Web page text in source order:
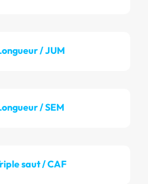
/ JUM
/ SEM
saut / CAF